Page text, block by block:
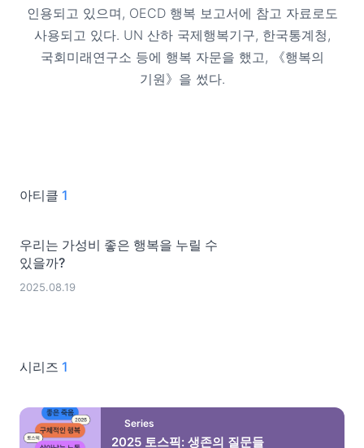
인용되고 있으며, OECD 행복 보고서에 참고 자료로도
사용되고 있다. UN 산하 국제행복기구, 한국통계청,
국회미래연구소 등에 행복 자문을 했고, 《행복의
기원》을 썼다.
아티클 1
우리는 가성비 좋은 행복을 누릴 수
있을까?
2025.08.19
시리즈 1
Series
2025 토스픽: 생존의 질문들